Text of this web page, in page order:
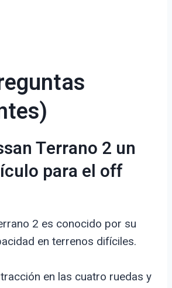
Terrano 2 un
para el off
2 es conocido por su
en terrenos difíciles.
en las cuatro ruedas y